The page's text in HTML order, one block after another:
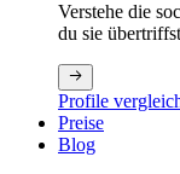
Verstehe die
du sie
Profile
Preise
Blog